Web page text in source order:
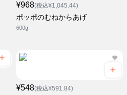
¥968(税込¥1,045.44)
ポッポのむねからあげ
600g
¥548(税込¥591.84)